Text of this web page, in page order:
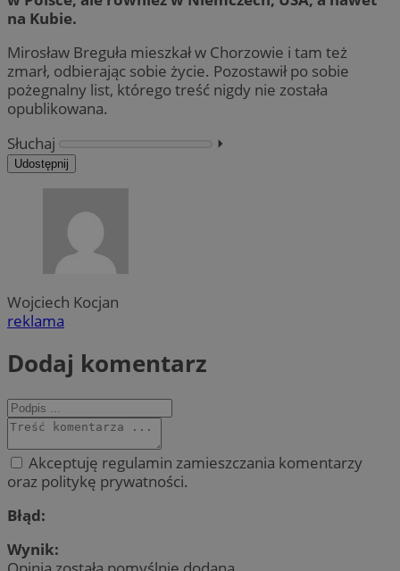
na Kubie.
Mirosław Breguła mieszkał w Chorzowie i tam też
zmarł, odbierając sobie życie. Pozostawił po sobie
pożegnalny list, którego treść nigdy nie została
opublikowana.
Słuchaj
⏵︎
Udostępnij
Wojciech Kocjan
reklama
Dodaj komentarz
Akceptuję regulamin zamieszczania komentarzy
oraz politykę prywatności.
Błąd:
Wynik: